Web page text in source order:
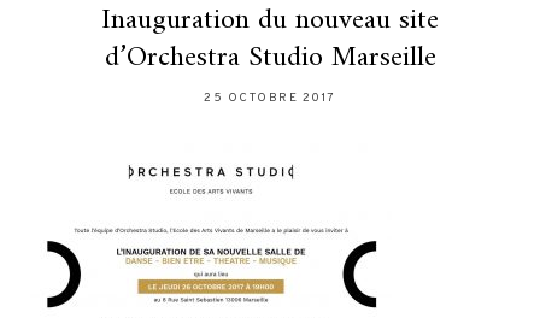
Inauguration du nouveau site
d’Orchestra Studio Marseille
25 OCTOBRE 2017